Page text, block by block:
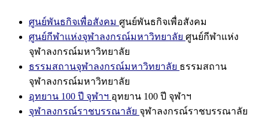
ศูนย์พันธกิจเพื่อสังคม ศูนย์พันธกิจเพื่อสังคม
ศูนย์กีฬาแห่งจุฬาลงกรณ์มหาวิทยาลัย ศูนย์กีฬาแห่ง
จุฬาลงกรณ์มหาวิทยาลัย
ธรรมสถานจุฬาลงกรณ์มหาวิทยาลัย ธรรมสถาน
จุฬาลงกรณ์มหาวิทยาลัย
อุทยาน 100 ปี จุฬาฯ อุทยาน 100 ปี จุฬาฯ
จุฬาลงกรณ์ราชบรรณาลัย จุฬาลงกรณ์ราชบรรณาลัย